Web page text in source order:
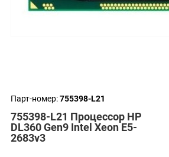
Парт-номер:755398-L21
755398-L21 Процессор HP
DL360 Gen9 Intel Xeon E5-
2683v3